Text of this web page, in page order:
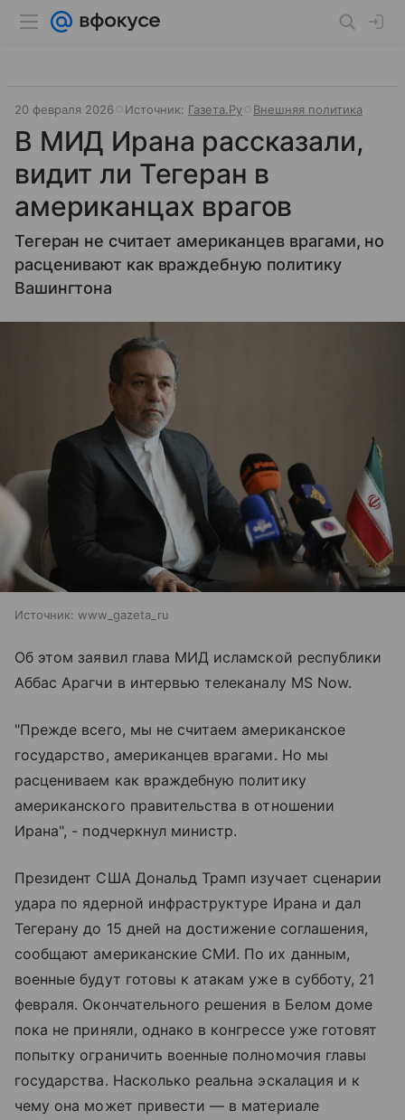
20 февраля 2026 Источник: Газета.Ру Внешняя политика
В МИД Ирана рассказали,
видит ли Тегеран в
американцах врагов
Тегеран не считает американцев врагами, но
расценивают как враждебную политику
Вашингтона
Источник: www_gazeta_ru
Об этом заявил глава МИД исламской республики
Аббас Арагчи в интервью телеканалу MS Now.
"Прежде всего, мы не считаем американское
государство, американцев врагами. Но мы
расцениваем как враждебную политику
американского правительства в отношении
Ирана", - подчеркнул министр.
Президент США Дональд Трамп изучает сценарии
удара по ядерной инфраструктуре Ирана и дал
Тегерану до 15 дней на достижение соглашения,
сообщают американские СМИ. По их данным,
военные будут готовы к атакам уже в субботу, 21
февраля. Окончательного решения в Белом доме
пока не приняли, однако в конгрессе уже готовят
попытку ограничить военные полномочия главы
государства. Насколько реальна эскалация и к
чему она может привести — в материале